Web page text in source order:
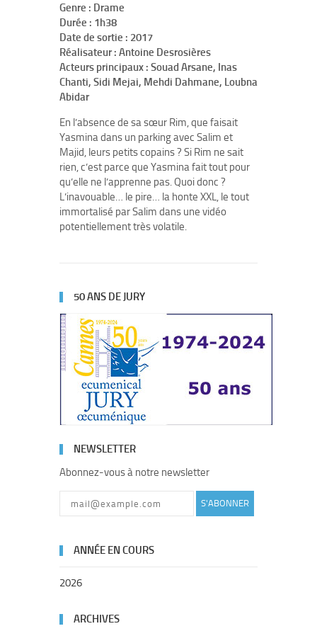
Genre : Drame
Durée : 1h38
Date de sortie : 2017
Réalisateur : Antoine Desrosières
Acteurs principaux : Souad Arsane, Inas
Chanti, Sidi Mejai, Mehdi Dahmane, Loubna
Abidar
En l’absence de sa sœur Rim, que faisait
Yasmina dans un parking avec Salim et
Majid, leurs petits copains ? Si Rim ne sait
rien, c’est parce que Yasmina fait tout pour
qu’elle ne l’apprenne pas. Quoi donc ?
L’inavouable… le pire… la honte XXL, le tout
immortalisé par Salim dans une vidéo
potentiellement très volatile.
50 ANS DE JURY
NEWSLETTER
Abonnez-vous à notre newsletter
S'ABONNER
ANNÉE EN COURS
2026
ARCHIVES